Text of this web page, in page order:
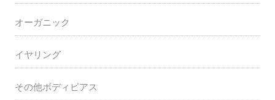
オーガニック
イヤリング
その他ボディピアス